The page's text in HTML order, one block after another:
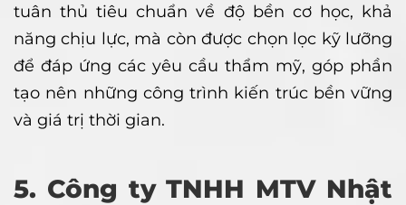
tuân thủ tiêu chuẩn về độ bền cơ học, khả
năng chịu lực, mà còn được chọn lọc kỹ lưỡng
để đáp ứng các yêu cầu thẩm mỹ, góp phần
tạo nên những công trình kiến trúc bền vững
và giá trị thời gian.
5. Công ty TNHH MTV Nhật